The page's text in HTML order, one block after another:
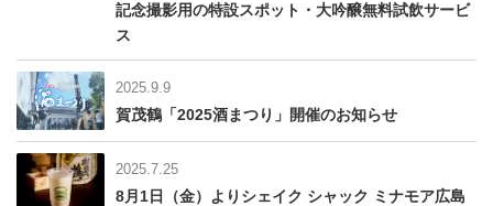
記念撮影用の特設スポット・大吟醸無料試飲サービ
ス
2025.9.9
賀茂鶴「2025酒まつり」開催のお知らせ
2025.7.25
8月1日（金）よりシェイク シャック ミナモア広島